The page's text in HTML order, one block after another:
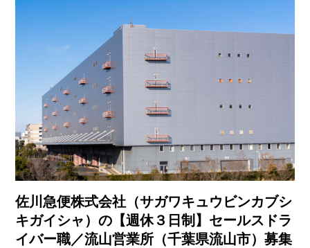
佐川急便株式会社（サガワキュウビンカブシ
キガイシャ）の【週休３日制】セールスドラ
イバー職／流山営業所（千葉県流山市）募集